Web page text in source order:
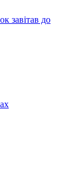
завітав до